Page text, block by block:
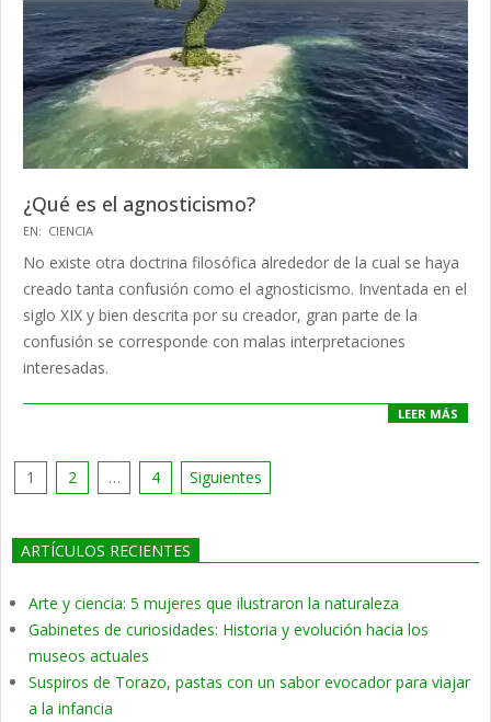
¿Qué es el agnosticismo?
2023-
04-
24
EN: CIENCIA
No existe otra doctrina filosófica alrededor de la cual se haya
creado tanta confusión como el agnosticismo. Inventada en el
siglo XIX y bien descrita por su creador, gran parte de la
confusión se corresponde con malas interpretaciones
interesadas.
LEER MÁS
Paginación
entradas
1 2 … 4 Siguientes
ARTÍCULOS RECIENTES
Arte y ciencia: 5 mujeres que ilustraron la naturaleza
Gabinetes de curiosidades: Historia y evolución hacia los
museos actuales
Suspiros de Torazo, pastas con un sabor evocador para viajar
a la infancia